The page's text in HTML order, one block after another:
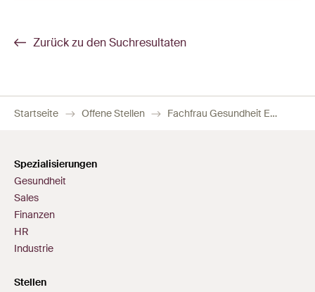
Zurück zu den Suchresultaten
Startseite Offene Stellen Fachfrau Gesundheit EFZ / Fachmann Gesundheit EFZ Langzeitpflege 60–100 %
Spezialisierungen
Gesundheit
Sales
Finanzen
HR
Industrie
Stellen